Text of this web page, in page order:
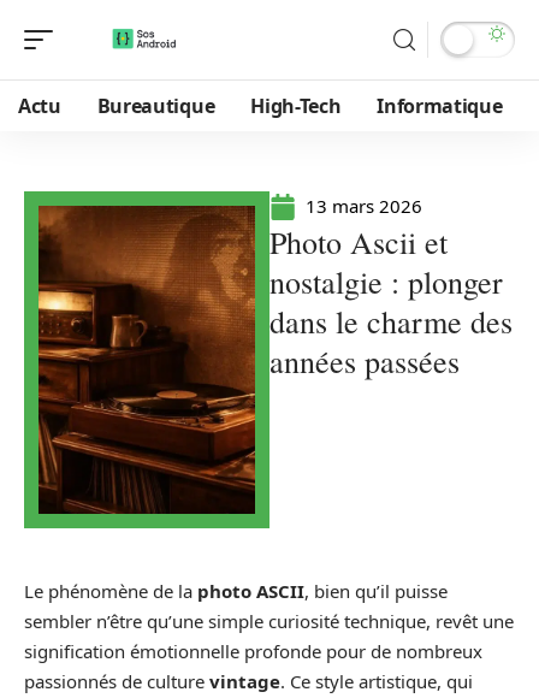
Actu Bureautique High-Tech Informatique
13 mars 2026
Photo Ascii et
nostalgie : plonger
dans le charme des
années passées
Le phénomène de la photo ASCII, bien qu’il puisse
sembler n’être qu’une simple curiosité technique, revêt une
signification émotionnelle profonde pour de nombreux
passionnés de culture vintage. Ce style artistique, qui